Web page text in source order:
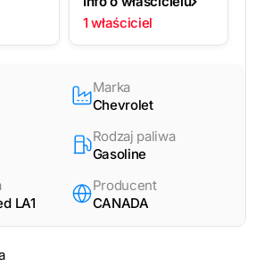
1 właściciel
Marka
Chevrolet
Rodzaj paliwa
Gasoline
LA1
Producent
CANADA